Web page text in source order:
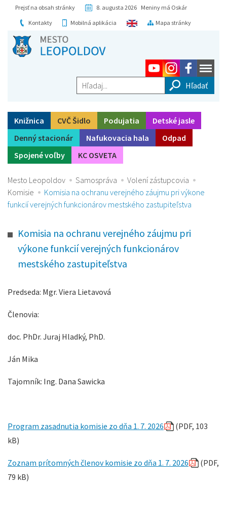
Prejsť na obsah stránky
8. augusta 2026 Meniny má Oskár
Kontakty
Mobilná aplikácia Mapa stránky
Hľadaj...
Knižnica CVČ Šidlo Podujatia
Detské jasle
Denný stacionár
Nafukovacia hala
Odpad
Spojené voľby
KC OSVETA
Mesto Leopoldov Samospráva
Volení zástupcovia
Komisie
Komisia na ochranu verejného záujmu pri výkone
funkcií verejných funkcionárov mestského zastupiteľstva
Komisia na ochranu verejného záujmu pri
výkone funkcií verejných funkcionárov
mestského zastupiteľstva
Predseda: Mgr. Viera Lietavová
Členovia:
doc. PhDr. Juraj Hladký, PhD.
Ján Mika
Tajomník: Ing. Dana Sawicka
Program zasadnutia komisie zo dňa 1. 7. 2026
(PDF, 103
kB)
Zoznam prítomných členov komisie zo dňa 1. 7. 2026
(PDF,
79 kB)